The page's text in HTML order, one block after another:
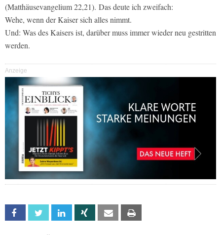
(Matthäusevangelium 22,21). Das deute ich zweifach:
Wehe, wenn der Kaiser sich alles nimmt.
Und: Was des Kaisers ist, darüber muss immer wieder neu gestritten
werden.
Anzeige
Facebook Twitter Linkedin Xing Email